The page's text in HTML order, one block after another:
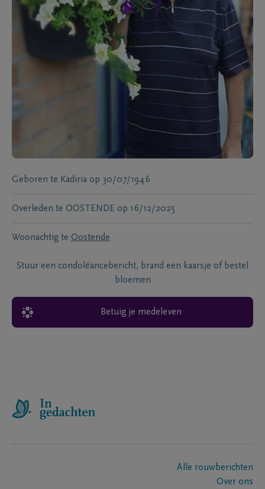
Geboren te Kadiria op 30/07/1946
Overleden te OOSTENDE op 16/12/2025
Woonachtig te Oostende
Stuur een condoléancebericht, brand een kaarsje of bestel
bloemen
Betuig je medeleven
Alle rouwberichten
Over ons